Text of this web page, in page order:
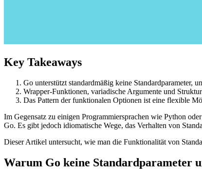
Key Takeaways
Go unterstützt standardmäßig keine Standardparameter,
Wrapper-Funktionen, variadische Argumente und
Das Pattern der funktionalen Optionen ist eine flexible
Im Gegensatz zu einigen Programmiersprachen wie Python
Go. Es gibt jedoch idiomatische Wege, das Verhalten von
Dieser Artikel untersucht, wie man die Funktionalität von
Warum Go keine Standardparameter